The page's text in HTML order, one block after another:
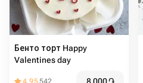
Бенто торт Happy
Valentines day
4.95542